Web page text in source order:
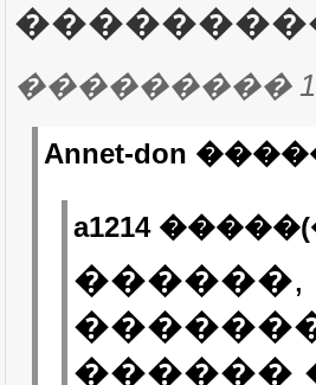
���������
Annet-don
a1214
������,
������